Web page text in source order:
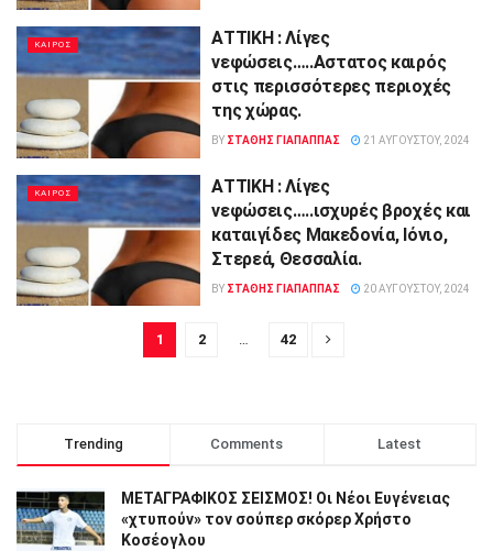
ΚΑΙΡΟΣ
ΑΤΤΙΚΗ : Λίγες
νεφώσεις…..Αστατος καιρός
στις περισσότερες περιοχές
της χώρας.
BY ΣΤΑΘΗΣ ΓΊΑΠΑΠΠΑΣ 21 ΑΥΓΟΎΣΤΟΥ, 2024
ΚΑΙΡΟΣ
ΑΤΤΙΚΗ : Λίγες
νεφώσεις…..ισχυρές βροχές και
καταιγίδες Μακεδονία, Ιόνιο,
Στερεά, Θεσσαλία.
BY ΣΤΑΘΗΣ ΓΊΑΠΑΠΠΑΣ 20 ΑΥΓΟΎΣΤΟΥ, 2024
1 2 … 42
Trending Comments Latest
ΜΕΤΑΓΡΑΦΙΚΟΣ ΣΕΙΣΜΟΣ! Οι Νέοι Ευγένειας
«χτυπούν» τον σούπερ σκόρερ Χρήστο
Κοσέογλου